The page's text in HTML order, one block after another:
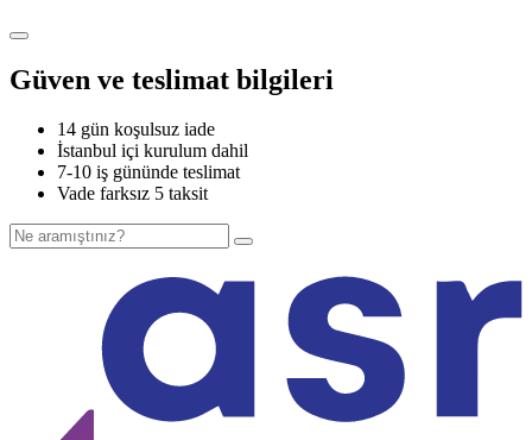
Güven ve teslimat bilgileri
14 gün koşulsuz iade
İstanbul içi kurulum dahil
7-10 iş gününde teslimat
Vade farksız 5 taksit